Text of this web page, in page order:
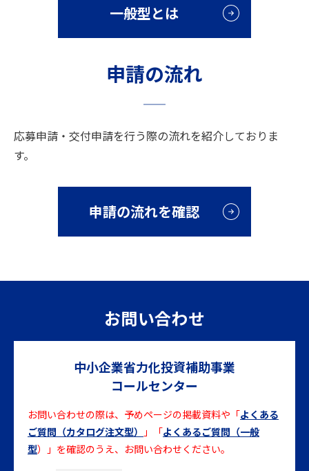
域別最低賃金引上げに係る要件確認書（第7回公募）​」「交付
申請の手引き（第5回公募）」「電子申請マニュアル（交付申
請）第5回公募」「交付決定後の留意事項（第5回公募）」を公
人当たり給与支給総額の確認書」「【指定様式】労働者名簿」
「【参考資料】事業計画書作成の参考ガイド」「【参考様式】
（その１・その２）（関税影響を受けている申請者用）」「交
付決定後の留意事項（第4回公募）」「交付決定後の留意事項
（第1回～第3回公募）」「よくあるご質問（第5回～第7回）」
2026年6月5日 お知らせ
お知らせ
中小企業省力化投資補助事業（一般型）第5回の採択結果を公
2026年6月4日 メンテナンス
「スケジュール」のシステムメンテナンスに関するお知らせを
一般型とは
申請の流れ
応募申請・交付申請を行う際の流れを紹介しておりま
す。
申請の流れを確認
お問い合わせ
中小企業省力化投資補助事業
コールセンター
お問い合わせの際は、予めページの掲載資料や 「よくある
ご質問（カタログ注文型）
」「よくあるご質問（一般
型）」を確認のうえ、お問い合わせください。